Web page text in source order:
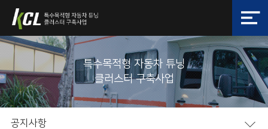
특수목적형 자동차 튜닝
클러스터 구축사업
공지사항